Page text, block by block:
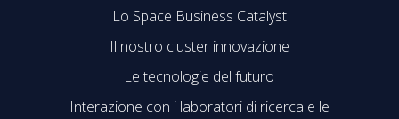
Lo Space Business Catalyst
Il nostro cluster innovazione
Le tecnologie del futuro
Interazione con i laboratori di ricerca e le